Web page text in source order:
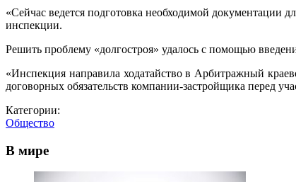
«Сейчас ведется подготовка необходимой документации
инспекции.
Решить проблему «долгостроя» удалось с помощью
«Инспекция направила ходатайство в Арбитражный
договорных обязательств компании-застройщика перед
Категории:
Общество
В мире